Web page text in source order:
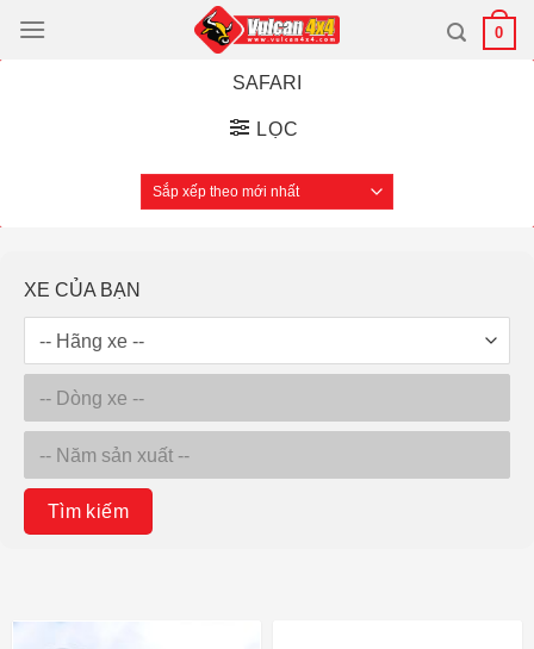
qua
0
SAFARI
LỌC
XE CỦA BẠN
Tìm kiếm